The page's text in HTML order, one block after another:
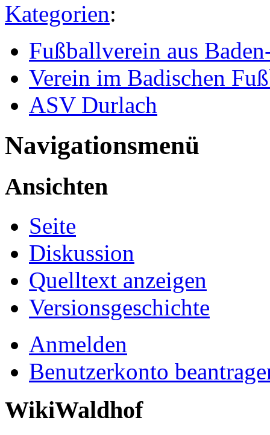
Kategorien:
Fußballverein aus
Verein im Badischen
ASV Durlach
Navigationsmenü
Ansichten
Seite
Diskussion
Quelltext anzeigen
Versionsgeschichte
Anmelden
Benutzerkonto
WikiWaldhof